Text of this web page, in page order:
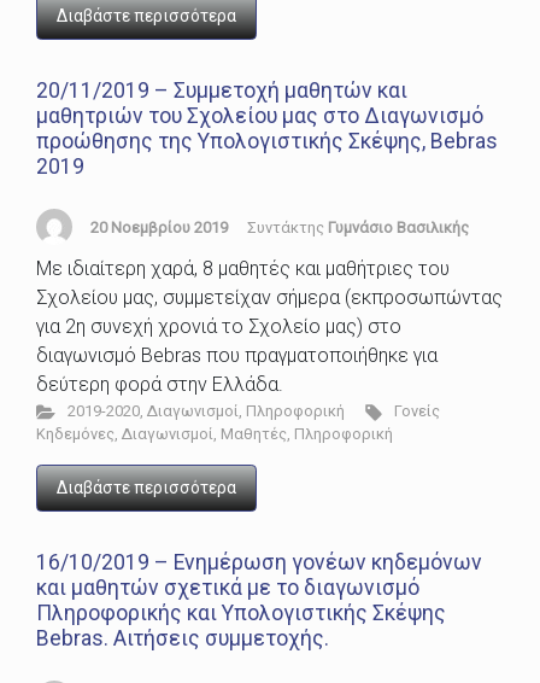
Διαβάστε περισσότερα
20/11/2019 – Συμμετοχή μαθητών και
μαθητριών του Σχολείου μας στο Διαγωνισμό
προώθησης της Υπολογιστικής Σκέψης, Bebras
2019
20 Νοεμβρίου 2019 Συντάκτης Γυμνάσιο Βασιλικής
Με ιδιαίτερη χαρά, 8 μαθητές και μαθήτριες του
Σχολείου μας, συμμετείχαν σήμερα (εκπροσωπώντας
για 2η συνεχή χρονιά το Σχολείο μας) στο
διαγωνισμό Bebras που πραγματοποιήθηκε για
δεύτερη φορά στην Ελλάδα.
2019-2020, Διαγωνισμοί, Πληροφορική
Γονείς
Κηδεμόνες, Διαγωνισμοί, Μαθητές, Πληροφορική
Διαβάστε περισσότερα
16/10/2019 – Ενημέρωση γονέων κηδεμόνων
και μαθητών σχετικά με το διαγωνισμό
Πληροφορικής και Υπολογιστικής Σκέψης
Bebras. Αιτήσεις συμμετοχής.